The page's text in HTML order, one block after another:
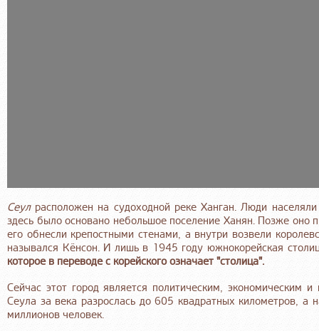
Сеулрасположен на судоходной реке Ханган. Люди
здесь было основано небольшое поселение Ханян. Позже оно
его обнесли крепостными стенами, а внутри возвели
назывался Кёнсон. И лишь в 1945 году южнокорейская
которое в переводе с корейского означает "столица".
Сейчас этот город является политическим,
Сеула за века разрослась до 605 квадратных километров, а
миллионов человек.